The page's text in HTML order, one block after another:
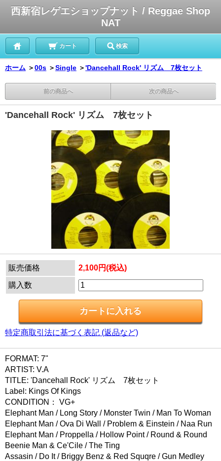
西新宿レゲエショップナット / Reggae Shop
NAT
カート 検索
ホーム ＞00s ＞Single ＞'Dancehall Rock' リズム 7枚セット
前の商品へ 次の商品へ
'Dancehall Rock' リズム 7枚セット
販売価格 2,100円(税込)
購入数
特定商取引法に基づく表記 (返品など)
FORMAT: 7"
ARTIST: V.A
TITLE: 'Dancehall Rock' リズム 7枚セット
Label: Kings Of Kings
CONDITION： VG+
Elephant Man / Long Story / Monster Twin / Man To Woman
Elephant Man / Ova Di Wall / Problem & Einstein / Naa Run
Elephant Man / Proppella / Hollow Point / Round & Round
Beenie Man & Ce'Cile / The Ting
Assasin / Do It / Briggy Benz & Red Squqre / Gun Medley